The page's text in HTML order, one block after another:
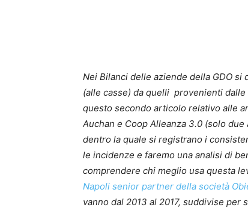
Nei Bilanci delle aziende della GDO
(alle casse) da quelli provenienti
questo secondo articolo relativo alle
Auchan e Coop Alleanza 3.0 (solo
dentro la quale si registrano i
le incidenze e faremo una analisi di
comprendere chi meglio usa questa
Napoli senior partner della società
vanno dal 2013 al 2017, suddivise per